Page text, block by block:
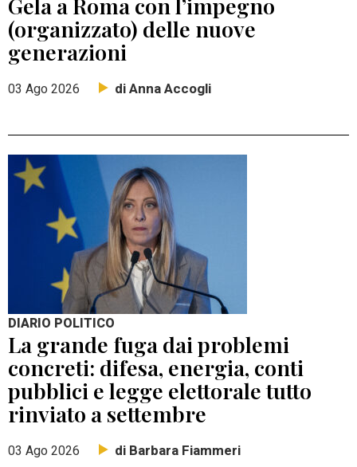
Gela a Roma con l’impegno
(organizzato) delle nuove
generazioni
03 Ago 2026 di Anna Accogli
DIARIO POLITICO
La grande fuga dai problemi
concreti: difesa, energia, conti
pubblici e legge elettorale tutto
rinviato a settembre
03 Ago 2026 di Barbara Fiammeri